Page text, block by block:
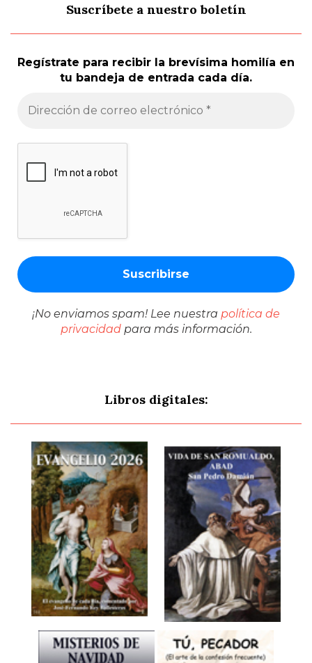
Suscríbete a nuestro boletín
Regístrate para recibir la brevísima homilía en
tu bandeja de entrada cada día.
¡No enviamos spam! Lee nuestra política de
privacidadpara más información.
Libros digitales: